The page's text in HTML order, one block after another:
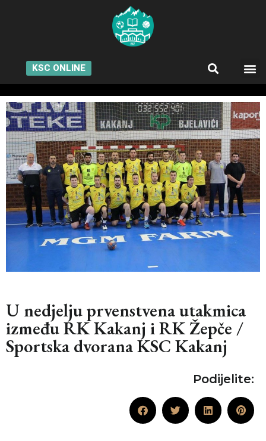
KSC ONLINE
U nedjelju prvenstvena utakmica
između RK Kakanj i RK Žepče /
Sportska dvorana KSC Kakanj
Podijelite: